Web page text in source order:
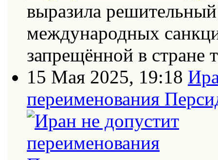
выразила
международных
запрещённой в стране
15 Мая 2025, 19:18
переименования